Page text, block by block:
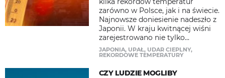
zarówno w Polsce, jak i na świecie.
Najnowsze doniesienie nadeszło z
Japonii. W kraju kwitnącej wiśni
zarejestrowano nie tylko...
JAPONIA, UPAŁ, UDAR CIEPLNY,
REKORDOWE TEMPERATURY
CZY LUDZIE MOGLIBY